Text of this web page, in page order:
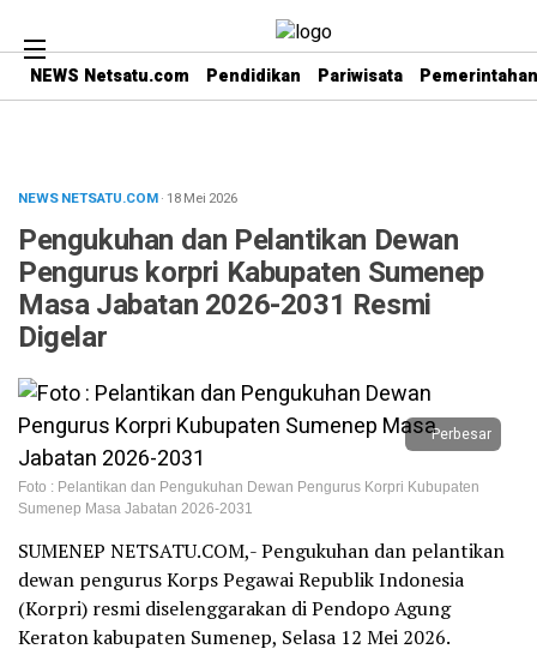
NEWS Netsatu.com Pendidikan Pariwisata Pemerintahan
NEWS NETSATU.COM· 18 Mei 2026
Pengukuhan dan Pelantikan Dewan
Pengurus korpri Kabupaten Sumenep
Masa Jabatan 2026-2031 Resmi
Digelar
Perbesar
Foto : Pelantikan dan Pengukuhan Dewan Pengurus Korpri Kubupaten
Sumenep Masa Jabatan 2026-2031
SUMENEP NETSATU.COM,- Pengukuhan dan pelantikan
dewan pengurus Korps Pegawai Republik Indonesia
(Korpri) resmi diselenggarakan di Pendopo Agung
Keraton kabupaten Sumenep, Selasa 12 Mei 2026.